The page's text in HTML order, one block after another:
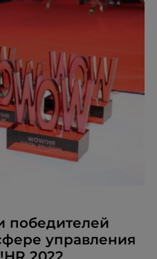
победителей
управления